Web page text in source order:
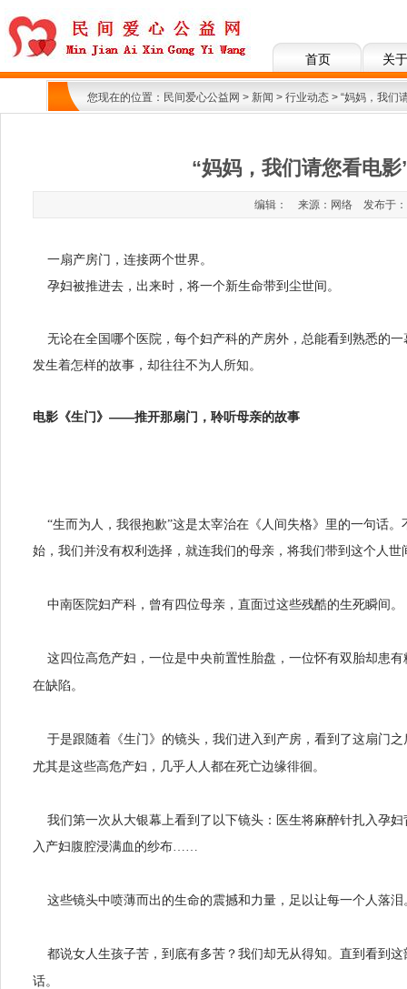
首页 关
您现在的位置： 民间爱心公益网 > 新闻 > 行业动态 > “妈妈，我们
“妈妈，我们请您看电
编辑： 来源：网络 发布于
一扇产房门，连接两个世界。
孕妇被推进去，出来时，将一个新生命带到尘世间。
无论在全国哪个医院，每个妇产科的产房外，总能看到熟悉的
发生着怎样的故事，却往往不为人所知。
电影《生门》——推开那扇门，聆听母亲的故事
“生而为人，我很抱歉”这是太宰治在《人间失格》里的一句话
始，我们并没有权利选择，就连我们的母亲，将我们带到这个人
中南医院妇产科，曾有四位母亲，直面过这些残酷的生死瞬间。
这四位高危产妇，一位是中央前置性胎盘，一位怀有双胎却患
在缺陷。
于是跟随着《生门》的镜头，我们进入到产房，看到了这扇门
尤其是这些高危产妇，几乎人人都在死亡边缘徘徊。
我们第一次从大银幕上看到了以下镜头： 医生将麻醉针扎入孕
入产妇腹腔浸满血的纱布……
这些镜头中喷薄而出的生命的震撼和力量，足以让每一个人落泪
都说女人生孩子苦，到底有多苦？我们却无从得知。直到看到这
话。